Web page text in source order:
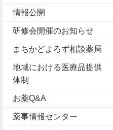
情報公開
研修会開催のお知らせ
まちかどよろず相談薬局
地域における医療品提供
体制
お薬Q&A
薬事情報センター